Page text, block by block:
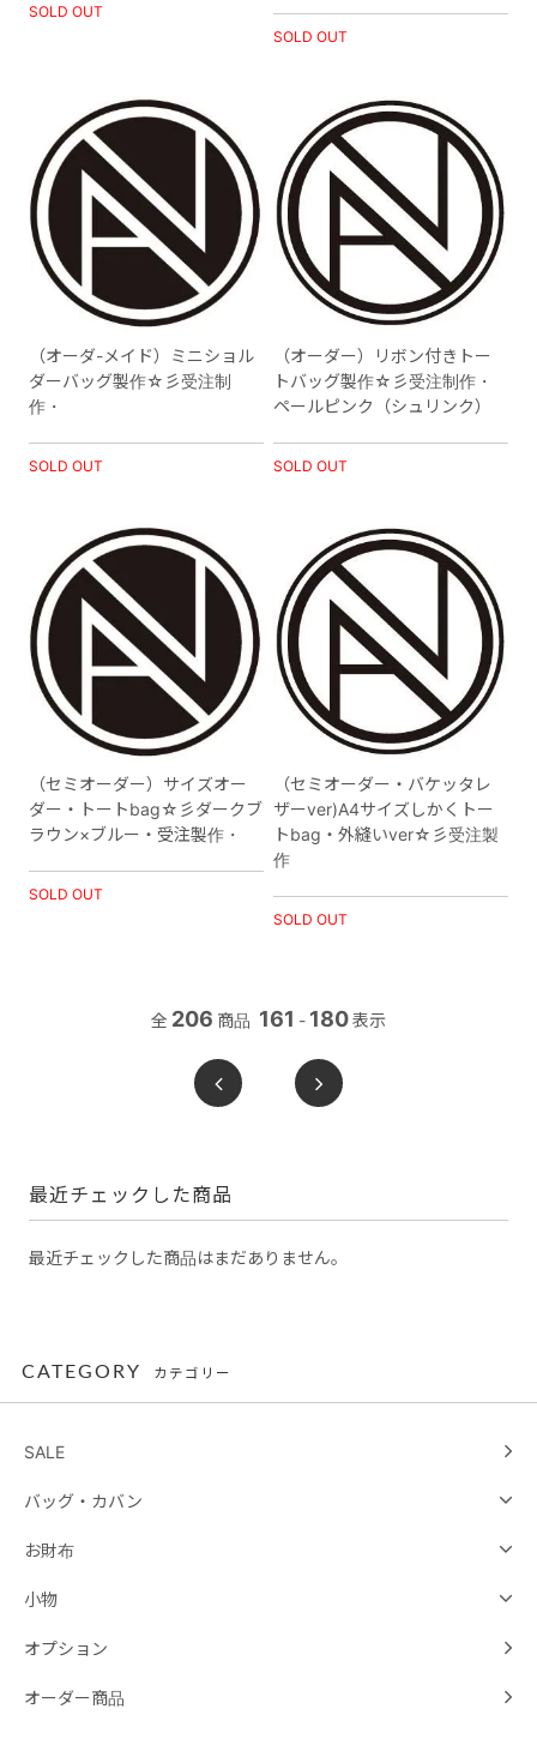
SOLD OUT
SOLD OUT
（オーダ-メイド）ミニショル
ダーバッグ製作☆彡受注制
作・
SOLD OUT
（オーダー）リボン付きトー
トバッグ製作☆彡受注制作・
ペールピンク（シュリンク）
SOLD OUT
（セミオーダー）サイズオー
ダー・トートbag☆彡ダークブ
ラウン×ブルー・受注製作・
SOLD OUT
（セミオーダー・バケッタレ
ザーver)A4サイズしかくトー
トbag・外縫いver☆彡受注製
作
SOLD OUT
全 206 商品 161 - 180表示
最近チェックした商品
最近チェックした商品はまだありません。
CATEGORY カテゴリー
SALE
バッグ・カバン
お財布
小物
オプション
オーダー商品